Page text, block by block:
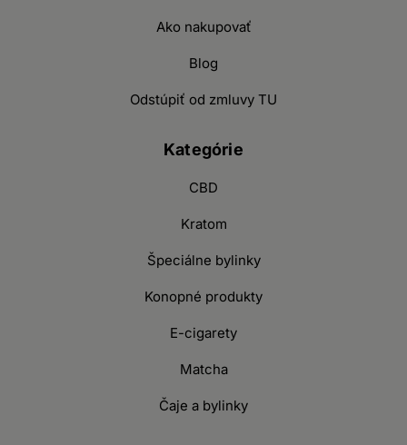
Ako nakupovať
Blog
Odstúpiť od zmluvy TU
Kategórie
CBD
Kratom
Špeciálne bylinky
Konopné produkty
E-cigarety
Matcha
Čaje a bylinky